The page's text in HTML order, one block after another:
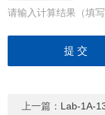
请输入计算结果（填
上一篇： Lab-1A-